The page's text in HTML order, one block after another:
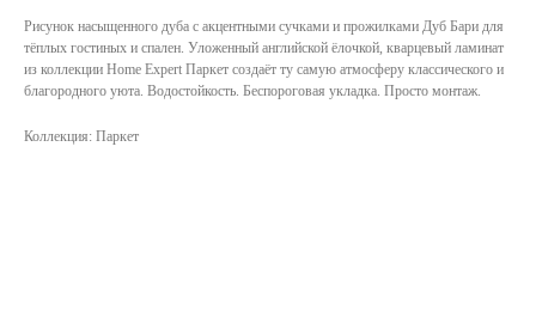
Рисунок насыщенного дуба с акцентными сучками и прожилками Дуб Бари для
тёплых гостиных и спален. Уложенный английской ёлочкой, кварцевый ламинат
из коллекции Home Expert Паркет создаёт ту самую атмосферу классического и
благородного уюта. Водостойкость. Беспороговая укладка. Просто монтаж.
Коллекция: Паркет